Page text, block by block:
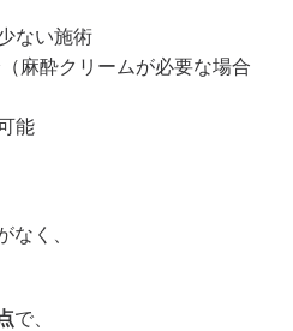
ない施術
麻酔クリームが必要な場合
能
なく、
で、